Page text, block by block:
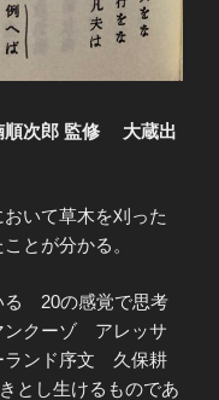
順次郎 監修 大蔵出
いて草木を刈った
とが分かる。
る 20の感覚で思考
ンクーゾ アレッサ
ランド序文 久保耕
とし生けるものであ